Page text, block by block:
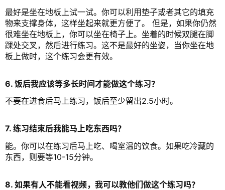
最好是坐在地板上试一试。你可以利用垫子或者其它的填充
物来支撑身体，这样坐起来就更方便了。 但是，如果你仍然
很难坐在地板上，你可以坐在椅子上。坐着的时候双腿在脚
踝处交叉，然后进行练习。这不是最好的坐姿，当你坐在地
板上做时，这个练习会更有效。
6. 饭后我应该等多长时间才能做这个练习？
不要在进食后马上练习，饭后至少留出2.5小时。
7. 练习结束后我能马上吃东西吗？
能。你可以在练习后马上吃、喝室温的饮食。如果吃冷藏的
东西，则要等10-15分钟。
8. 如果有人不能看视频，我可以教他们做这个练习吗？